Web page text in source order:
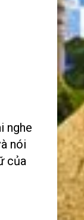
nghe
nói
của